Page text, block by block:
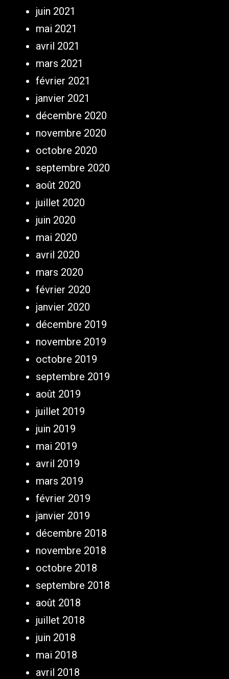
juin 2021
mai 2021
avril 2021
mars 2021
février 2021
janvier 2021
décembre 2020
novembre 2020
octobre 2020
septembre 2020
août 2020
juillet 2020
juin 2020
mai 2020
avril 2020
mars 2020
février 2020
janvier 2020
décembre 2019
novembre 2019
octobre 2019
septembre 2019
août 2019
juillet 2019
juin 2019
mai 2019
avril 2019
mars 2019
février 2019
janvier 2019
décembre 2018
novembre 2018
octobre 2018
septembre 2018
août 2018
juillet 2018
juin 2018
mai 2018
avril 2018